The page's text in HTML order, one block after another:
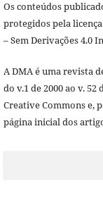
Os conteúdos
protegidos pela
– Sem Derivações 4.0
A DMA é uma revista
do v.1 de 2000 ao v.
Creative Commons e,
página inicial dos